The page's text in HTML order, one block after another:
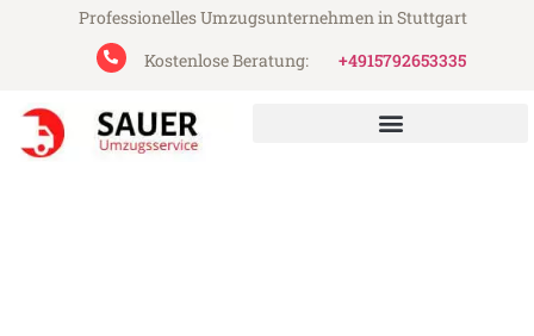
Professionelles Umzugsunternehmen in Stuttgart
Kostenlose Beratung:
+4915792653335